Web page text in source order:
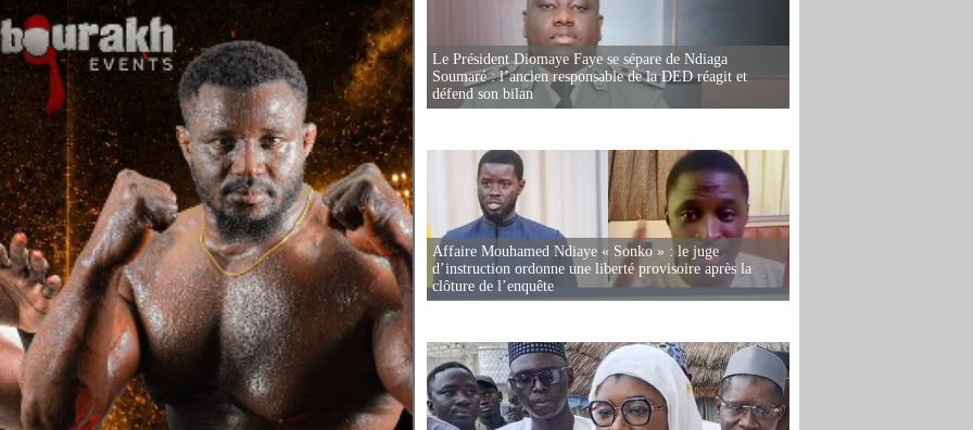
Le Président Diomaye Faye se sépare de Ndiaga
Soumaré : l’ancien responsable de la DED réagit et
défend son bilan
Affaire Mouhamed Ndiaye « Sonko » : le juge
d’instruction ordonne une liberté provisoire après la
clôture de l’enquête